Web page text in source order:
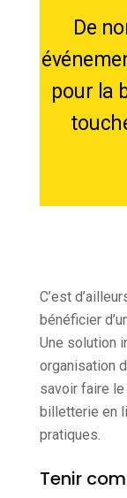
De
pour la
C’est
bénéficier
Une solution
organisation
savoir faire
billetterie en
pratiques.
Tenir